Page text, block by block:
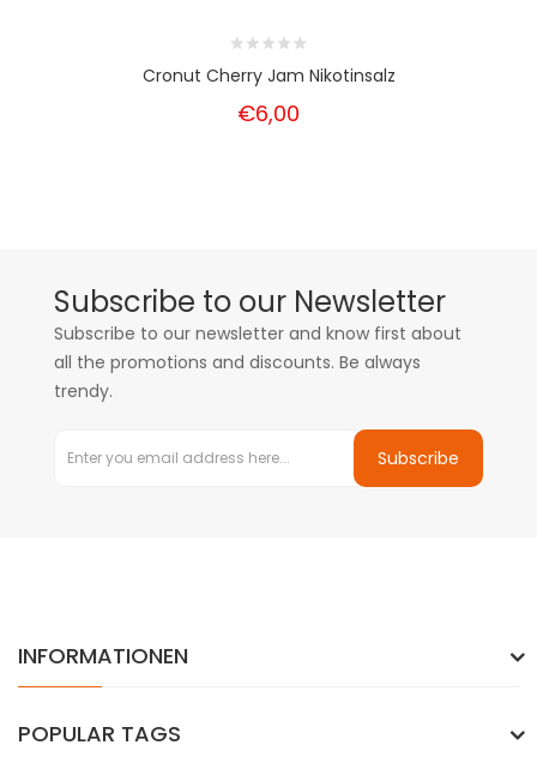
Cronut Cherry Jam Nikotinsalz
€6,00
Subscribe to our Newsletter
Subscribe to our newsletter and know first about
all the promotions and discounts. Be always
trendy.
Subscribe
INFORMATIONEN
POPULAR TAGS